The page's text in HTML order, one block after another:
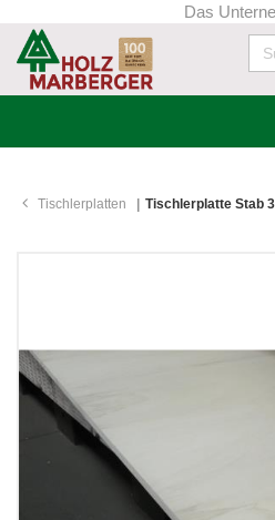
Das
Tischlerplatten Tischlerplatte Stab